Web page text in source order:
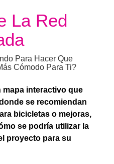
La Red
Para Hacer Que
Cómodo Para Ti?
mapa interactivo que
se recomiendan
bicicletas o mejoras,
se podría utilizar la
proyecto para su